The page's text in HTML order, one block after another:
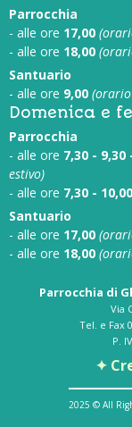
Parrocchia
- alle ore 17,00
- alle ore 18,00
Santuario
- alle ore 9,00
Domenica e
Parrocchia
- alle ore 7,30 - 9,30
estivo)
- alle ore 7,30 - 10,00
Santuario
- alle ore 17,00
- alle ore 18,00
Parrocchia di
Via
Tel. e Fax
P.
✦
2025 © All